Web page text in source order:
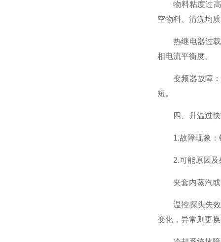
物料粘度过高
空物料、清洗均
热继电器过载
相电流平衡度。
变频器故障：
短。
四、升温过快
1.故障现象：锅
2.可能原因及
夹套内蒸汽或导
温控探头失效
变化，异常则更